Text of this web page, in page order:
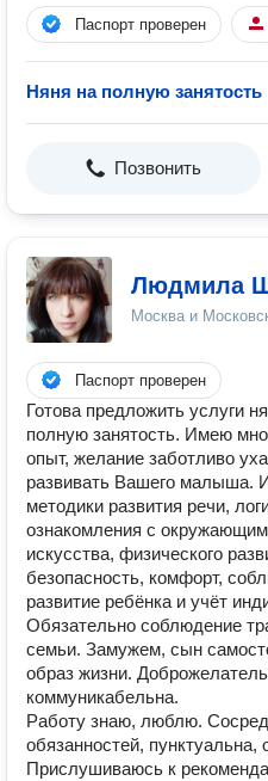
Паспорт проверен
Няня на полную занятость
Позвонить
Людмила
Москва и
Паспорт проверен
Готова предложить услуги
полную занятость. Имею
опыт, желание заботливо
развивать Вашего малыша.
методики развития речи,
ознакомления с
искусства, физического
безопасность, комфорт,
развитие ребёнка и учёт
Обязательно соблюдение
семьи. Замужем, сын
образ жизни.
коммуникабельна.
Работу знаю, люблю.
обязанностей, пунктуальна,
Прислушиваюсь к